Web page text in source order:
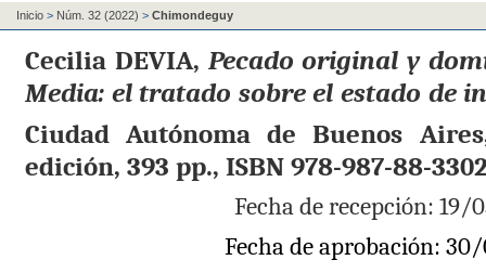
Inicio > Núm. 32 (2022) > Chimondeguy
Cecilia DEVIA, Pecado original y
Media: el tratado sobre el estado de
Ciudad Autónoma de Buenos
edición, 393 pp., ISBN 978-987-88-
Fecha de recepción: 19/
Fecha de aprobación: 30/